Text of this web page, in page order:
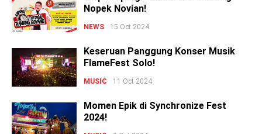
Nopek Novian!
NEWS 15 Oct 2024
Keseruan Panggung Konser Musik
FlameFest Solo!
MUSIC 11 Oct 2024
Momen Epik di Synchronize Fest
2024!